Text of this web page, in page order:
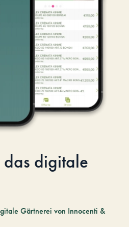
das digitale
Gärtnerei von Innocenti &